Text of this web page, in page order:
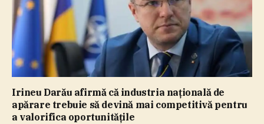
Irineu Darău afirmă că industria naţională de
apărare trebuie să devină mai competitivă pentru
a valorifica oportunităţile